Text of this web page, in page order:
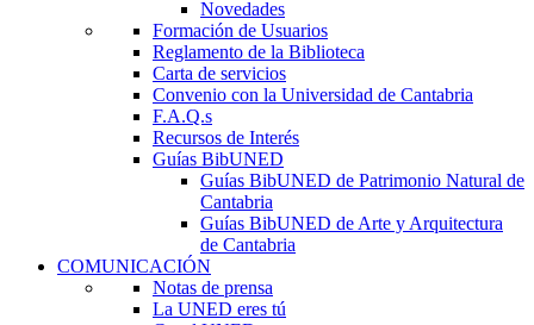
Novedades
Formación de Usuarios
Reglamento de la Biblioteca
Carta de servicios
Convenio con la Universidad de Cantabria
F.A.Q.s
Recursos de Interés
Guías BibUNED
Guías BibUNED de Patrimonio Natural de
Cantabria
Guías BibUNED de Arte y Arquitectura
de Cantabria
COMUNICACIÓN
Notas de prensa
La UNED eres tú